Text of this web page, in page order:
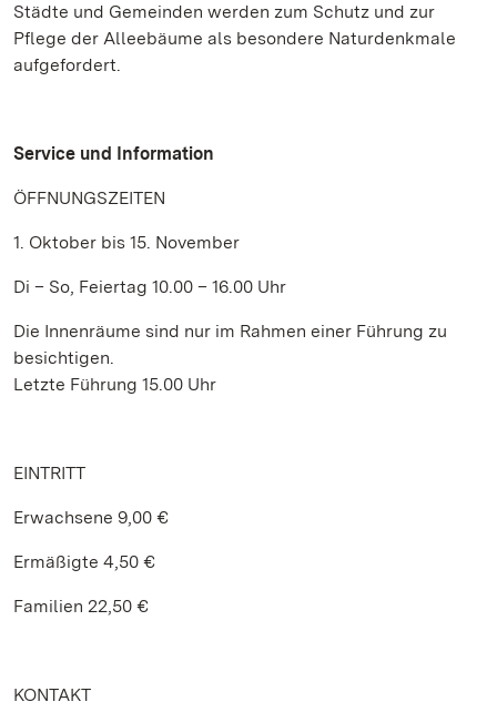
Städte und Gemeinden werden zum Schutz und zur
Pflege der Alleebäume als besondere Naturdenkmale
aufgefordert.
Service und Information
ÖFFNUNGSZEITEN
1. Oktober bis 15. November
Di – So, Feiertag 10.00 – 16.00 Uhr
Die Innenräume sind nur im Rahmen einer Führung zu
besichtigen.
Letzte Führung 15.00 Uhr
EINTRITT
Erwachsene 9,00 €
Ermäßigte 4,50 €
Familien 22,50 €
KONTAKT